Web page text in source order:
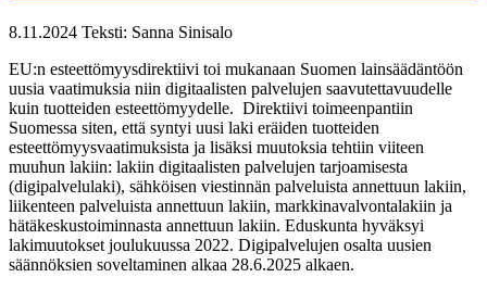
8.11.2024 Teksti: Sanna Sinisalo
EU:n esteettömyysdirektiivi toi mukanaan Suomen lainsäädäntöön
uusia vaatimuksia niin digitaalisten palvelujen saavutettavuudelle
kuin tuotteiden esteettömyydelle. Direktiivi toimeenpantiin
Suomessa siten, että syntyi uusi laki eräiden tuotteiden
esteettömyysvaatimuksista ja lisäksi muutoksia tehtiin viiteen
muuhun lakiin: lakiin digitaalisten palvelujen tarjoamisesta
(digipalvelulaki), sähköisen viestinnän palveluista annettuun lakiin,
liikenteen palveluista annettuun lakiin, markkinavalvontalakiin ja
hätäkeskustoiminnasta annettuun lakiin. Eduskunta hyväksyi
lakimuutokset joulukuussa 2022. Digipalvelujen osalta uusien
säännöksien soveltaminen alkaa 28.6.2025 alkaen.